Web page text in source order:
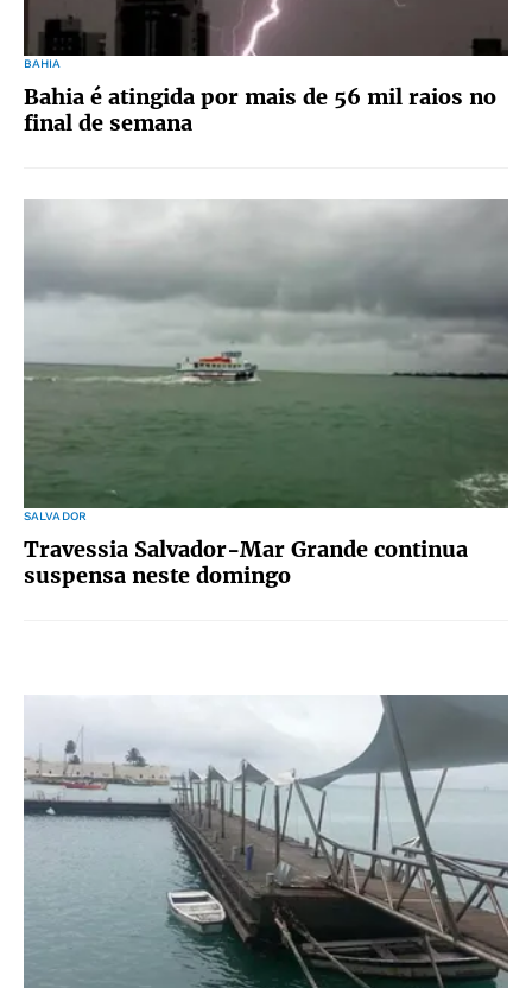
BAHIA
Bahia é atingida por mais de 56 mil raios no
final de semana
SALVADOR
Travessia Salvador-Mar Grande continua
suspensa neste domingo